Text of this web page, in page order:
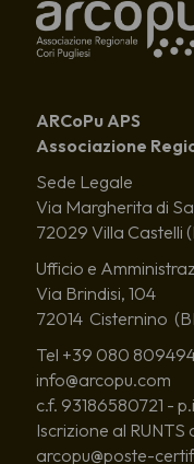
ARCoPu APS
Associazione
Sede Legale
Via Margherita di
72029 Villa Castelli
Ufficio e
Via Brindisi, 104
72014 Cisternino
Tel +39 080
info@arcopu.com
c.f. 93186580721 -
Iscrizione al
arcopu@poste-